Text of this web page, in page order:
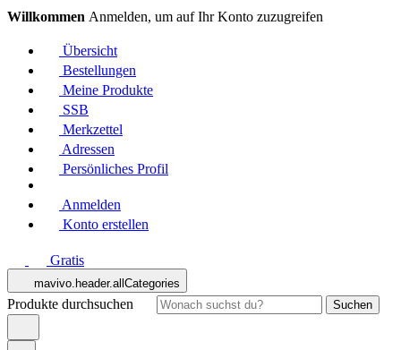
Willkommen Anmelden, um auf Ihr Konto zuzugreifen
Übersicht
Bestellungen
Meine Produkte
SSB
Merkzettel
Adressen
Persönliches Profil
Anmelden
Konto erstellen
Gratis
mavivo.header.allCategories
Produkte durchsuchen Suchen